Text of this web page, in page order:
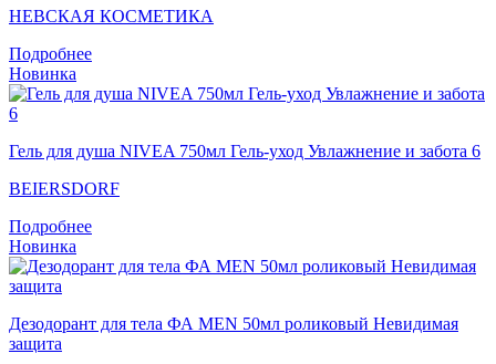
НЕВСКАЯ КОСМЕТИКА
Подробнее
Новинка
Гель для душа NIVEA 750мл Гель-уход Увлажнение и забота 6
BEIERSDORF
Подробнее
Новинка
Дезодорант для тела ФА MEN 50мл роликовый Невидимая
защита